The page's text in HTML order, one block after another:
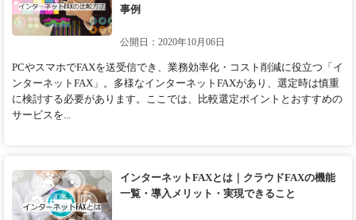
事例
公開日：2020年10月06日
PCやスマホでFAXを送受信でき、業務効率化・コスト削減に役立つ「イ
ンターネットFAX」。多様なインターネットFAXがあり、選定時は慎重
に検討する必要があります。ここでは、比較選定ポイントとおすすめの
サービスを...
インターネットFAXとは｜クラウドFAXの機能
一覧・導入メリット・実現できること